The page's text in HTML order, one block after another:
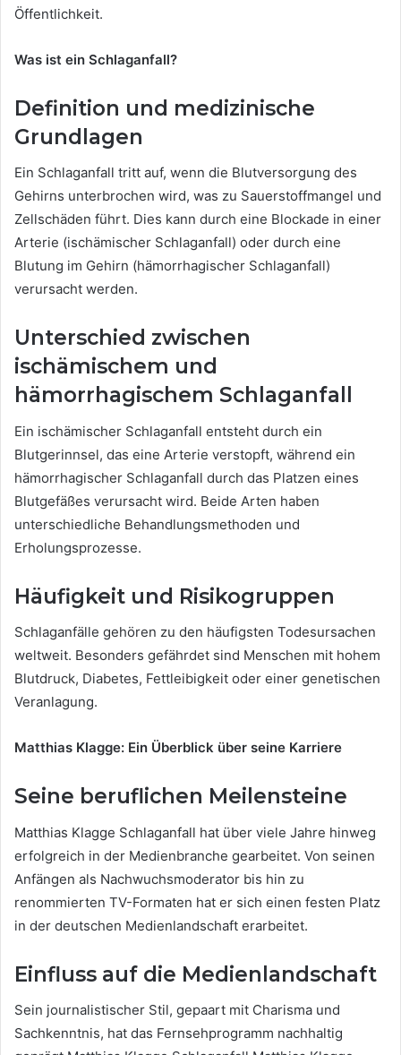
Öffentlichkeit.
Was ist ein Schlaganfall?
Definition und medizinische
Grundlagen
Ein Schlaganfall tritt auf, wenn die Blutversorgung des
Gehirns unterbrochen wird, was zu Sauerstoffmangel und
Zellschäden führt. Dies kann durch eine Blockade in einer
Arterie (ischämischer Schlaganfall) oder durch eine
Blutung im Gehirn (hämorrhagischer Schlaganfall)
verursacht werden.
Unterschied zwischen
ischämischem und
hämorrhagischem Schlaganfall
Ein ischämischer Schlaganfall entsteht durch ein
Blutgerinnsel, das eine Arterie verstopft, während ein
hämorrhagischer Schlaganfall durch das Platzen eines
Blutgefäßes verursacht wird. Beide Arten haben
unterschiedliche Behandlungsmethoden und
Erholungsprozesse.
Häufigkeit und Risikogruppen
Schlaganfälle gehören zu den häufigsten Todesursachen
weltweit. Besonders gefährdet sind Menschen mit hohem
Blutdruck, Diabetes, Fettleibigkeit oder einer genetischen
Veranlagung.
Matthias Klagge: Ein Überblick über seine Karriere
Seine beruflichen Meilensteine
Matthias Klagge Schlaganfall hat über viele Jahre hinweg
erfolgreich in der Medienbranche gearbeitet. Von seinen
Anfängen als Nachwuchsmoderator bis hin zu
renommierten TV-Formaten hat er sich einen festen Platz
in der deutschen Medienlandschaft erarbeitet.
Einfluss auf die Medienlandschaft
Sein journalistischer Stil, gepaart mit Charisma und
Sachkenntnis, hat das Fernsehprogramm nachhaltig